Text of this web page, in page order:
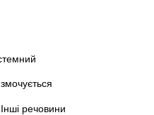
речовини